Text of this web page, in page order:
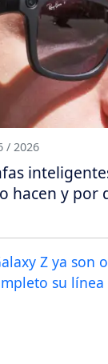
/ 2026
hacen y por